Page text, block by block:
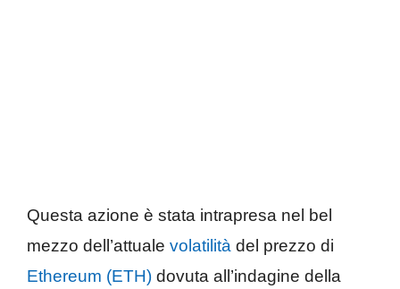
Questa azione è stata intrapresa nel bel
mezzo dell’attuale volatilità del prezzo di
Ethereum (ETH) dovuta all’indagine della